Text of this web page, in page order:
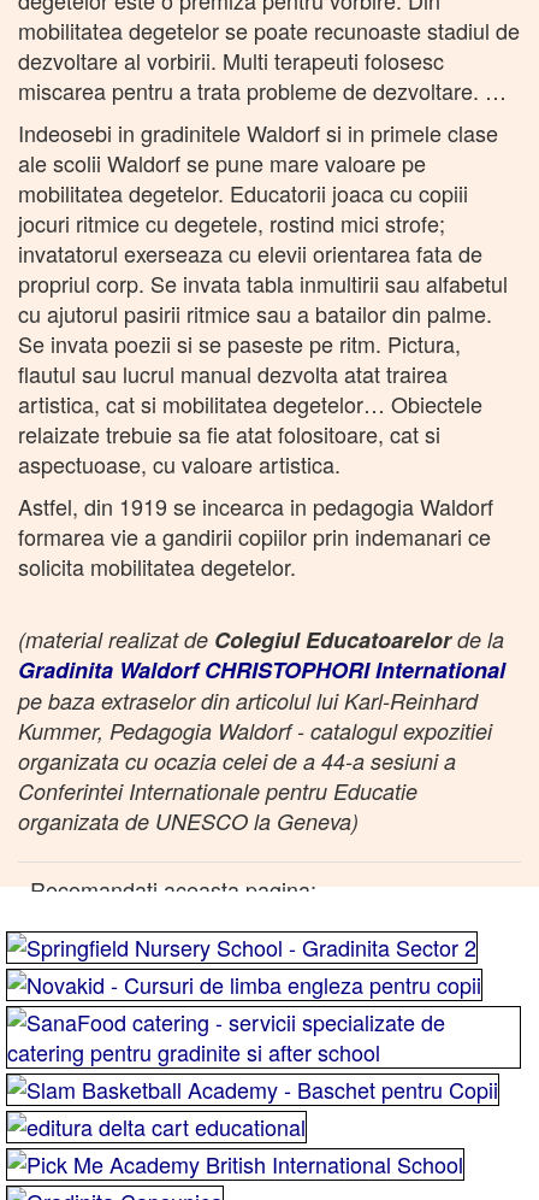
mobilitatea degetelor se poate recunoaste stadiul de
dezvoltare al vorbirii. Multi terapeuti folosesc
miscarea pentru a trata probleme de dezvoltare. …
Indeosebi in gradinitele Waldorf si in primele clase
ale scolii Waldorf se pune mare valoare pe
mobilitatea degetelor. Educatorii joaca cu copiii
jocuri ritmice cu degetele, rostind mici strofe;
invatatorul exerseaza cu elevii orientarea fata de
propriul corp. Se invata tabla inmultirii sau alfabetul
cu ajutorul pasirii ritmice sau a batailor din palme.
Se invata poezii si se paseste pe ritm. Pictura,
flautul sau lucrul manual dezvolta atat trairea
artistica, cat si mobilitatea degetelor… Obiectele
relaizate trebuie sa fie atat folositoare, cat si
aspectuoase, cu valoare artistica.
Astfel, din 1919 se incearca in pedagogia Waldorf
formarea vie a gandirii copiilor prin indemanari ce
solicita mobilitatea degetelor.
(material realizat de ColegiulEducatoarelorde la
Gradinita Waldorf CHRISTOPHORI International
pe baza extraselor din articolul lui Karl-Reinhard
Kummer, Pedagogia Waldorf - catalogul expozitiei
organizata cu ocazia celei de a 44-a sesiuni a
Conferintei Internationale pentru Educatie
organizata de UNESCO la Geneva)
Recomandati aceasta pagina: